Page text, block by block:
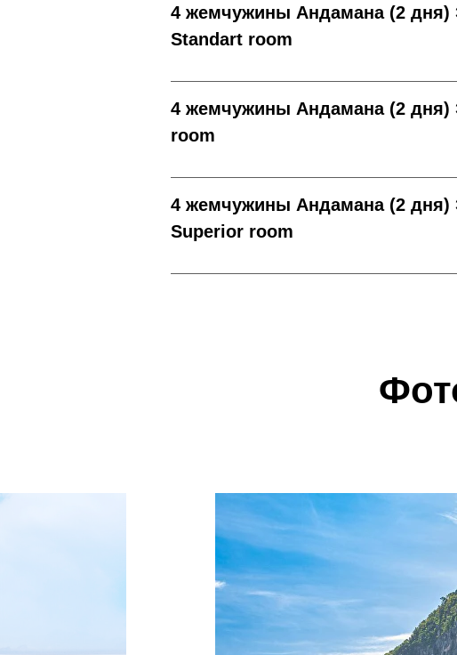
4 жемчужины Андамана (2 дня)
Standart room
4 жемчужины Андамана (2 дня)
room
4 жемчужины Андамана (2 дня)
Superior room